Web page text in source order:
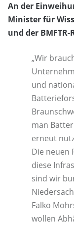
An der
Minister für
und der
„Wir
und
man
erneut
Die neuen
diese
sind wir
Falko
wollen